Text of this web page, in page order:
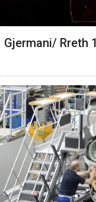
Gjermani/ Rreth